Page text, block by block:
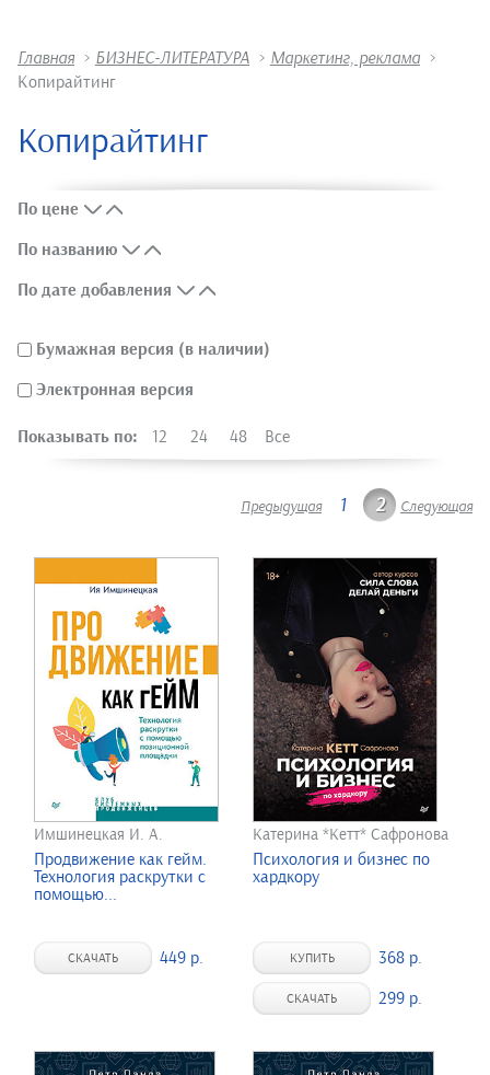
Главная > БИЗНЕС-ЛИТЕРАТУРА > Маркетинг, реклама >
Копирайтинг
Копирайтинг
По цене
По названию
По дате добавления
Бумажная версия (в наличии)
Электронная версия
Показывать по: 12 24 48 Все
Предыдущая 1 2 Следующая
Имшинецкая И. А.
Продвижение как гейм.
Технология раскрутки с
помощью...
СКАЧАТЬ 449 р.
Катерина *Кетт* Сафронова
Психология и бизнес по
хардкору
КУПИТЬ 368 р.
СКАЧАТЬ 299 р.